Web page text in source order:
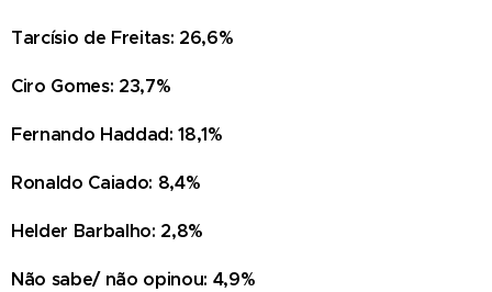
Tarcísio de Freitas: 26,6%
Ciro Gomes: 23,7%
Fernando Haddad: 18,1%
Ronaldo Caiado: 8,4%
Helder Barbalho: 2,8%
Não sabe/ não opinou: 4,9%